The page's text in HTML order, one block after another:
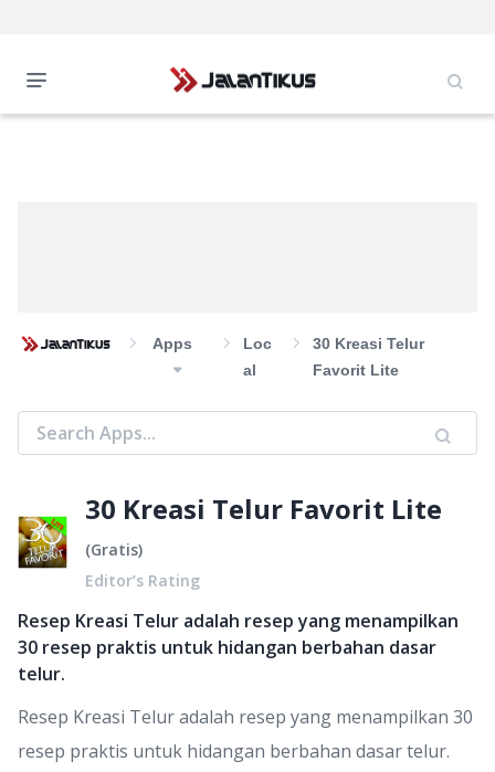
Apps
Loc
Al
30 Kreasi Telur
Favorit Lite
30 Kreasi Telur Favorit Lite
(Gratis)
Editor’s Rating
Resep Kreasi Telur adalah resep yang menampilkan
30 resep praktis untuk hidangan berbahan dasar
telur.
Resep Kreasi Telur adalah resep yang menampilkan 30
resep praktis untuk hidangan berbahan dasar telur.